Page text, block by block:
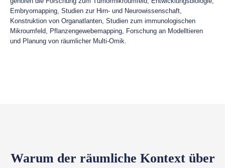
Embryomapping, Studien zur Hirn- und Neurowissenschaft,
Konstruktion von Organatlanten, Studien zum immunologischen
Mikroumfeld, Pflanzengewebemapping, Forschung an Modelltieren
und Planung von räumlicher Multi-Omik.
Warum der räumliche Kontext über